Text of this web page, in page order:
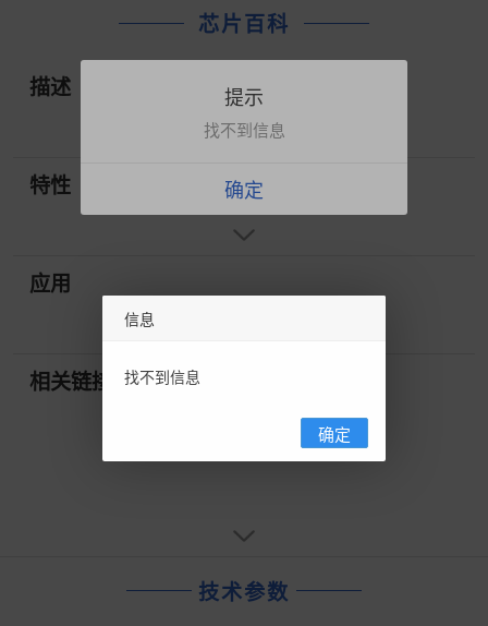
芯片百科
描述
特性
应用
相关链接
技术参数
提示
找不到信息
确定
信息
找不到信息
确定